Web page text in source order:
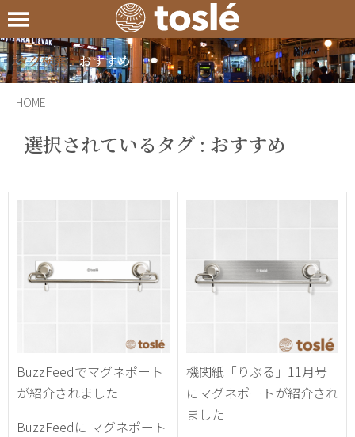
タグ検索：おすすめ
HOME
選択されているタグ : おすすめ
BuzzFeedでマグネポート
が紹介されました
BuzzFeedに マグネポート
機関紙「りぶる」11月号
にマグネポートが紹介され
ました